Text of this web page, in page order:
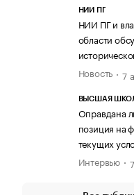
НИИ ПГ
НИИ ПГ и
области
Новость
7
ВЫСШАЯ
Оправдана
позиция на
текущих
Интервью